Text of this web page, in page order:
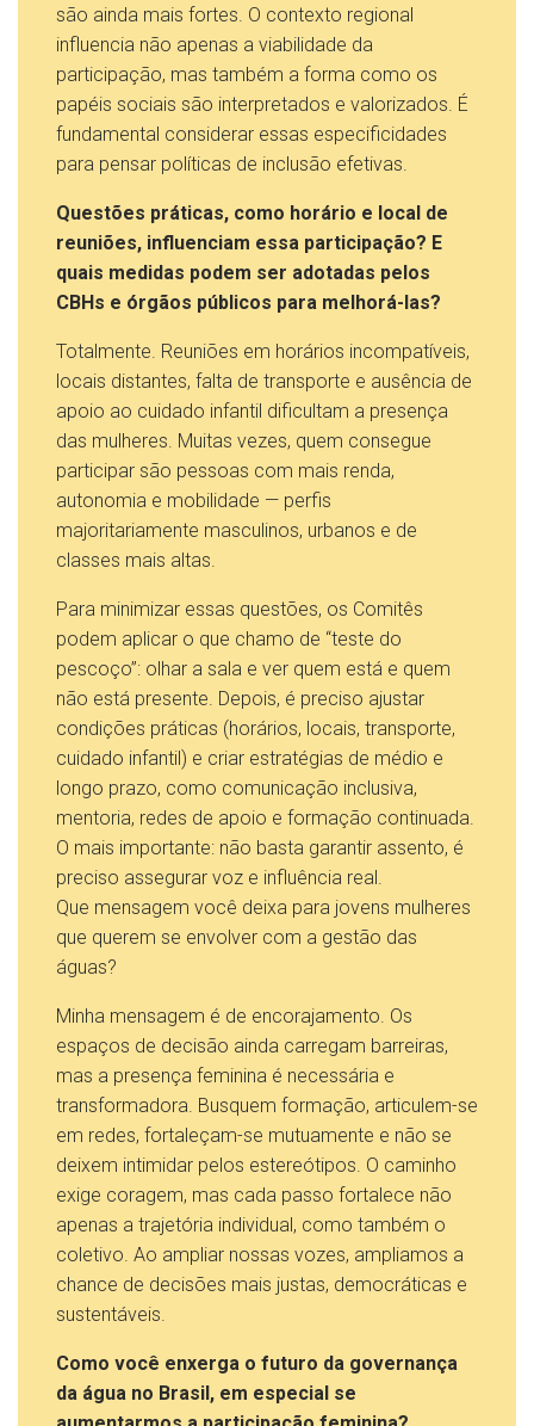
são ainda mais fortes. O contexto regional
influencia não apenas a viabilidade da
participação, mas também a forma como os
papéis sociais são interpretados e valorizados. É
fundamental considerar essas especificidades
para pensar políticas de inclusão efetivas.
Questões práticas, como horário e local de
reuniões, influenciam essa participação? E
quais medidas podem ser adotadas pelos
CBHs e órgãos públicos para melhorá-las?
Totalmente. Reuniões em horários incompatíveis,
locais distantes, falta de transporte e ausência de
apoio ao cuidado infantil dificultam a presença
das mulheres. Muitas vezes, quem consegue
participar são pessoas com mais renda,
autonomia e mobilidade — perfis
majoritariamente masculinos, urbanos e de
classes mais altas.
Para minimizar essas questões, os Comitês
podem aplicar o que chamo de “teste do
pescoço”: olhar a sala e ver quem está e quem
não está presente. Depois, é preciso ajustar
condições práticas (horários, locais, transporte,
cuidado infantil) e criar estratégias de médio e
longo prazo, como comunicação inclusiva,
mentoria, redes de apoio e formação continuada.
O mais importante: não basta garantir assento, é
preciso assegurar voz e influência real.
Que mensagem você deixa para jovens mulheres
que querem se envolver com a gestão das
águas?
Minha mensagem é de encorajamento. Os
espaços de decisão ainda carregam barreiras,
mas a presença feminina é necessária e
transformadora. Busquem formação, articulem-se
em redes, fortaleçam-se mutuamente e não se
deixem intimidar pelos estereótipos. O caminho
exige coragem, mas cada passo fortalece não
apenas a trajetória individual, como também o
coletivo. Ao ampliar nossas vozes, ampliamos a
chance de decisões mais justas, democráticas e
sustentáveis.
Como você enxerga o futuro da governança
da água no Brasil, em especial se